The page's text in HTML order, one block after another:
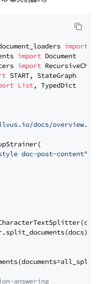
import
import
import
List, TypedDict
docs/overview.md"
doc-post-content"
answering